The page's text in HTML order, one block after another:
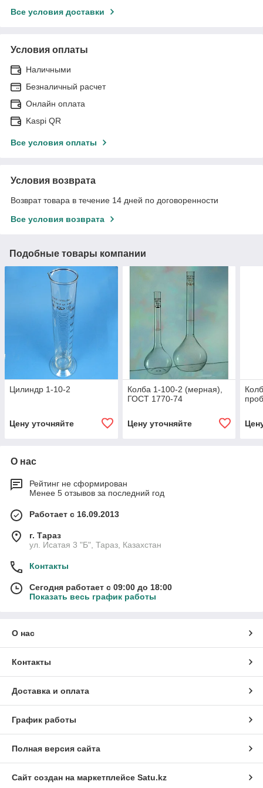
Все условия доставки
Условия оплаты
Наличными
Безналичный расчет
Онлайн оплата
Kaspi QR
Все условия оплаты
Условия возврата
Возврат товара в течение 14 дней по договоренности
Все условия возврата
Подобные товары компании
Цилиндр 1-10-2
Цену уточняйте
Колба 1-100-2 (мерная),
ГОСТ 1770-74
Цену уточняйте
О нас
Рейтинг не сформирован
Менее 5 отзывов за последний год
Работает с 16.09.2013
г. Тараз
ул. Исатая 3 "Б", Тараз, Казахстан
Контакты
Сегодня работает с 09:00 до 18:00
Показать весь график работы
О нас
Контакты
Доставка и оплата
График работы
Полная версия сайта
Сайт создан на маркетплейсе Satu.kz